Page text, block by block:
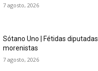
7 agosto, 2026
Sótano Uno | Fétidas diputadas
morenistas
7 agosto, 2026